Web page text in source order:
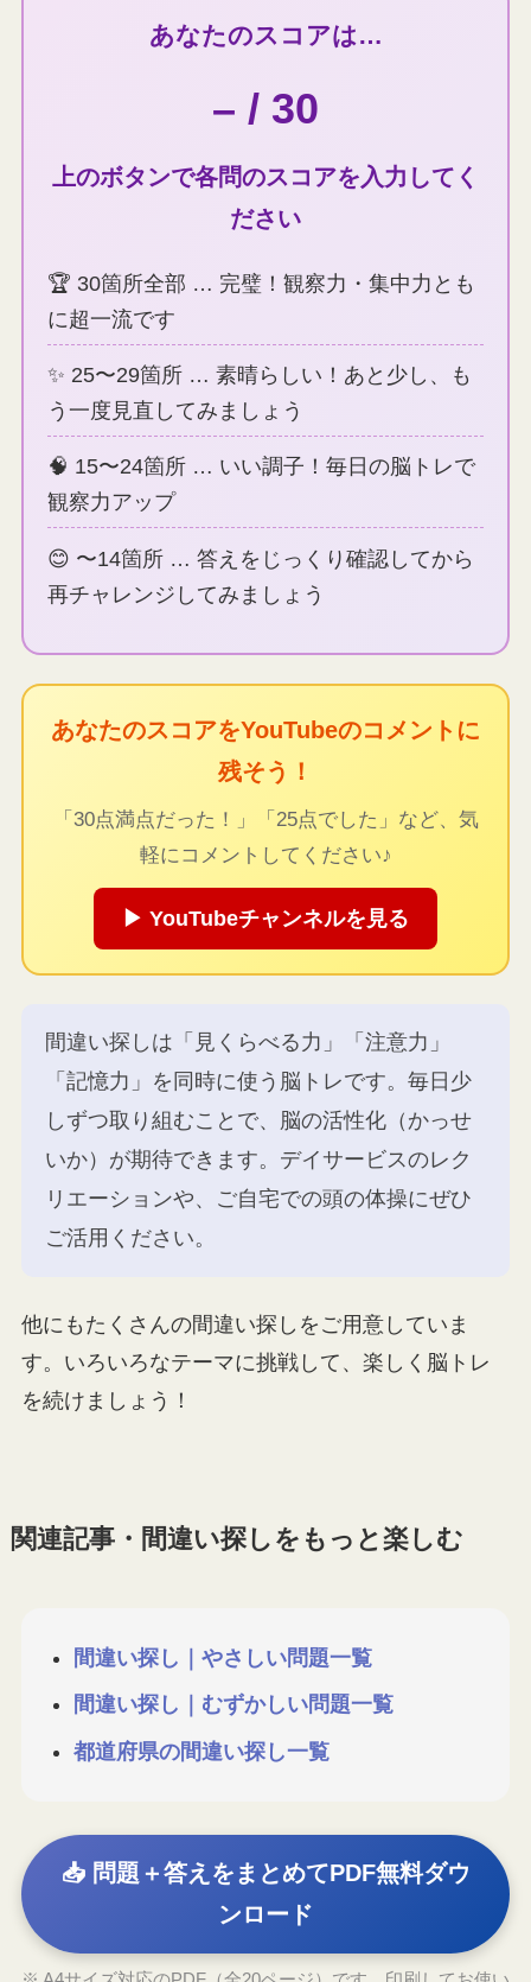
あなたのスコアは…
– / 30
上のボタンで各問のスコアを入力してく
ださい
🏆 30箇所全部 … 完璧！観察力・集中力とも
に超一流です
✨ 25〜29箇所 … 素晴らしい！あと少し、も
う一度見直してみましょう
🧠 15〜24箇所 … いい調子！毎日の脳トレで
観察力アップ
😊 〜14箇所 … 答えをじっくり確認してから
再チャレンジしてみましょう
あなたのスコアをYouTubeのコメントに
残そう！
「30点満点だった！」「25点でした」など、気
軽にコメントしてください♪
▶ YouTubeチャンネルを見る
間違い探しは「見くらべる力」「注意力」
「記憶力」を同時に使う脳トレです。毎日少
しずつ取り組むことで、脳の活性化（かっせ
いか）が期待できます。デイサービスのレク
リエーションや、ご自宅での頭の体操にぜひ
ご活用ください。
他にもたくさんの間違い探しをご用意していま
す。いろいろなテーマに挑戦して、楽しく脳トレ
を続けましょう！
関連記事・間違い探しをもっと楽しむ
間違い探し｜やさしい問題一覧
間違い探し｜むずかしい問題一覧
都道府県の間違い探し一覧
📥 問題＋答えをまとめてPDF無料ダウ
ンロード